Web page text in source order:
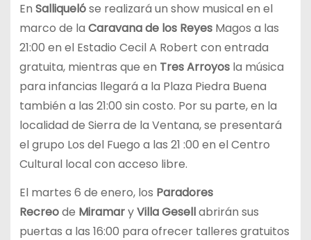
En Salliquelóse realizará un show musical en el
marco de la Caravana de los Reyes Magos a las
21:00 en el Estadio Cecil A Robert con entrada
gratuita, mientras que en Tres Arroyos la música
para infancias llegará a la Plaza Piedra Buena
también a las 21:00 sin costo. Por su parte, en la
localidad de Sierra de la Ventana, se presentará
el grupo Los del Fuego a las 21 :00 en el Centro
Cultural local con acceso libre.
El martes 6 de enero, los Paradores
Recreode MiramaryVilla Gesellabrirán sus
puertas a las 16:00 para ofrecer talleres gratuitos